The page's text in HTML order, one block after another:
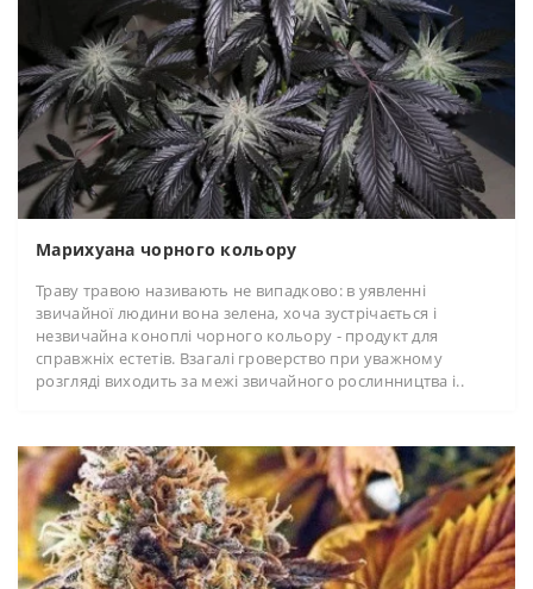
Марихуана чорного кольору
Траву травою називають не випадково: в уявленні
звичайної людини вона зелена, хоча зустрічається і
незвичайна коноплі чорного кольору - продукт для
справжніх естетів. Взагалі гроверство при уважному
розгляді виходить за межі звичайного рослинництва і..